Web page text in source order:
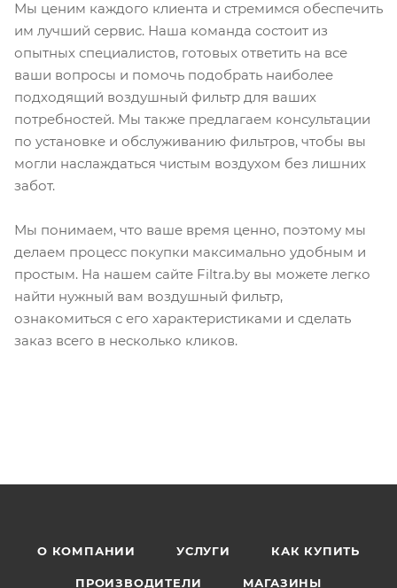
Мы ценим каждого клиента и стремимся обеспечить
им лучший сервис. Наша команда состоит из
опытных специалистов, готовых ответить на все
ваши вопросы и помочь подобрать наиболее
подходящий воздушный фильтр для ваших
потребностей. Мы также предлагаем консультации
по установке и обслуживанию фильтров, чтобы вы
могли наслаждаться чистым воздухом без лишних
забот.
Мы понимаем, что ваше время ценно, поэтому мы
делаем процесс покупки максимально удобным и
простым. На нашем сайте Filtra.by вы можете легко
найти нужный вам воздушный фильтр,
ознакомиться с его характеристиками и сделать
заказ всего в несколько кликов.
О КОМПАНИИ УСЛУГИ КАК КУПИТЬ
ПРОИЗВОДИТЕЛИ МАГАЗИНЫ